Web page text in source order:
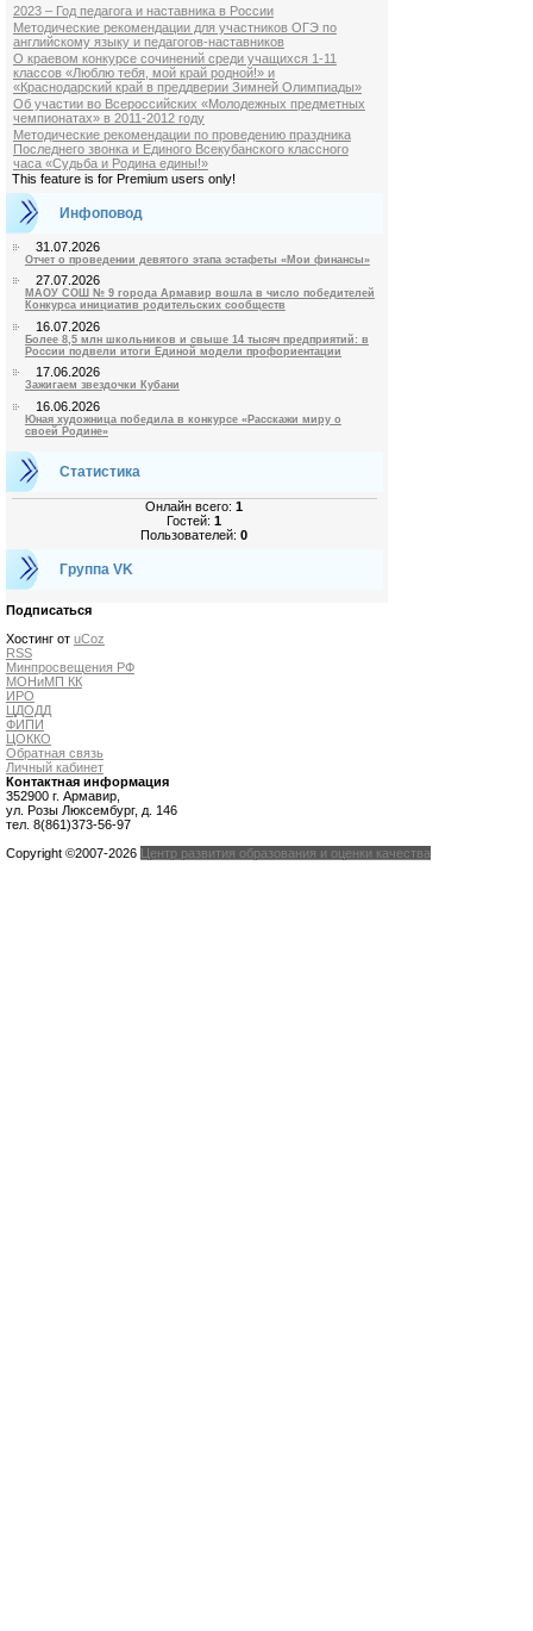
2023 – Год педагога и наставника в России
Методические рекомендации для участников ОГЭ по
английскому языку и педагогов-наставников
О краевом конкурсе сочинений среди учащихся 1-11
классов «Люблю тебя, мой край родной!» и
«Краснодарский край в преддверии Зимней Олимпиады»
Об участии во Всероссийских «Молодежных предметных
чемпионатах» в 2011-2012 году
Методические рекомендации по проведению праздника
Последнего звонка и Единого Всекубанского классного
часа «Судьба и Родина едины!»
This feature is for Premium users only!
Инфоповод
31.07.2026
Отчет о проведении девятого этапа эстафеты «Мои финансы»
27.07.2026
МАОУ СОШ № 9 города Армавир вошла в число победителей
Конкурса инициатив родительских сообществ
16.07.2026
Более 8,5 млн школьников и свыше 14 тысяч предприятий: в
России подвели итоги Единой модели профориентации
17.06.2026
Зажигаем звездочки Кубани
16.06.2026
Юная художница победила в конкурсе «Расскажи миру о
своей Родине»
Статистика
Онлайн всего:1
Гостей:1
Пользователей:0
Группа VK
Подписаться
Хостинг от uCoz
RSS
Минпросвещения РФ
МОНиМП КК
ИРО
ЦДОДД
ФИПИ
ЦОККО
Обратная связь
Личный кабинет
Контактная информация
352900 г. Армавир,
ул. Розы Люксембург, д. 146
тел. 8(861)373-56-97
Copyright ©2007-2026 Центр развития образования и оценки качества